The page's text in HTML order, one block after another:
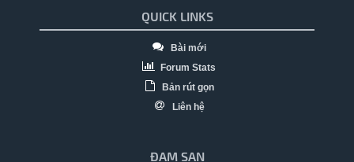
QUICK LINKS
Bài mới
Forum Stats
Bản rút gọn
Liên hệ
ĐAM SAN